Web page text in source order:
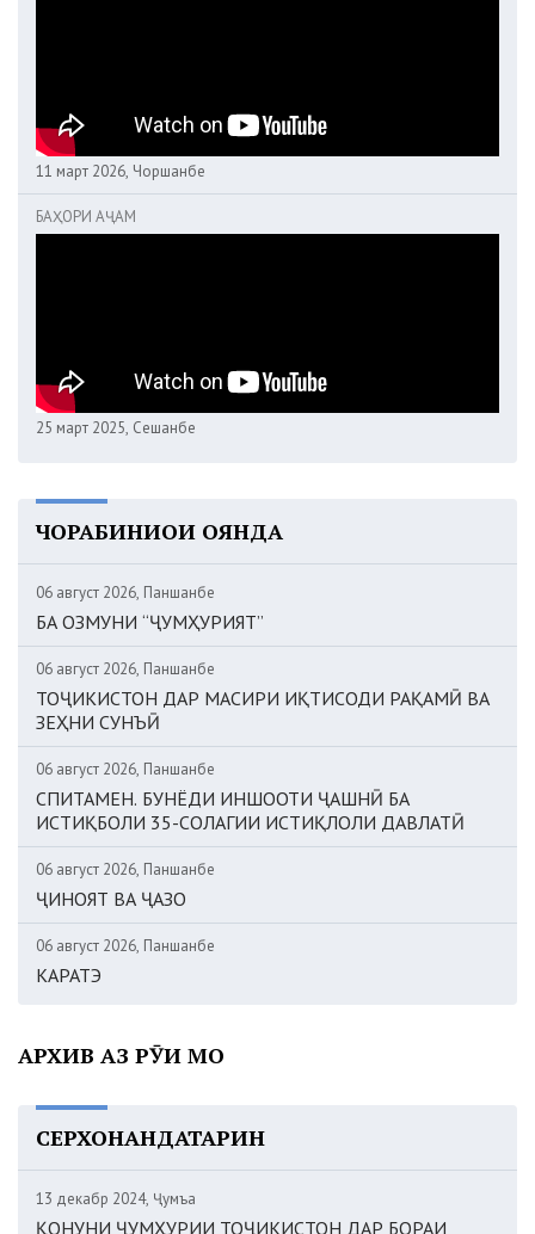
11 март 2026, Чоршанбе
БАҲОРИ АҶАМ
25 март 2025, Сешанбе
ЧОРАБИНИҲОИ ОЯНДА
06 август 2026, Панҷшанбе
БА ОЗМУНИ “ҶУМҲУРИЯТ”
06 август 2026, Панҷшанбе
ТОҶИКИСТОН ДАР МАСИРИ ИҚТИСОДИ РАҚАМӢ ВА
ЗЕҲНИ СУНЪӢ
06 август 2026, Панҷшанбе
СПИТАМЕН. БУНЁДИ ИНШООТИ ҶАШНӢ БА
ИСТИҚБОЛИ 35-СОЛАГИИ ИСТИҚЛОЛИ ДАВЛАТӢ
06 август 2026, Панҷшанбе
ҶИНОЯТ ВА ҶАЗО
06 август 2026, Панҷшанбе
КАРАТЭ
АРХИВ АЗ РӮИ МОҲ
СЕРХОНАНДАТАРИН
13 декабр 2024, Ҷумъа
ҚОНУНИ ҶУМҲУРИИ ТОҶИКИСТОН ДАР БОРАИ